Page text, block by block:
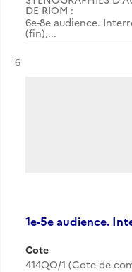
DE RIOM :
6e-8e audience.
(fin),...
Résultat n°
6
1e-5e audience.
Cote
414QO/1 (Cote de